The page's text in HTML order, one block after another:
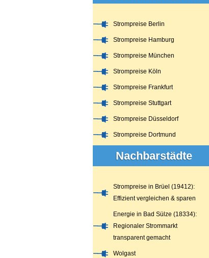
Strompreise Berlin
Strompreise Hamburg
Strompreise München
Strompreise Köln
Strompreise Frankfurt
Strompreise Stuttgart
Strompreise Düsseldorf
Strompreise Dortmund
Nachbarstädte
Strompreise in Brüel (19412):
Effizient vergleichen & sparen
Energie in Bad Sülze (18334):
Regionaler Strommarkt
transparent gemacht
Wolgast